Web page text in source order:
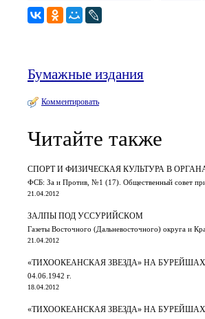
Бумажные издания
Комментировать
Читайте также
СПОРТ И ФИЗИЧЕСКАЯ КУЛЬТУРА В
ФСБ: За и Против, №1 (17). Общественный совет
21.04.2012
ЗАЛПЫ ПОД УССУРИЙСКОМ
Газеты Восточного (Дальневосточного) округа и
21.04.2012
«ТИХООКЕАНСКАЯ ЗВЕЗДА» НА
04.06.1942 г.
18.04.2012
«ТИХООКЕАНСКАЯ ЗВЕЗДА» НА